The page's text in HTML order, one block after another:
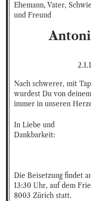
Ehemann, Vater,
und Freund
Nach schwerer, mit
wurdest Du von
immer in unseren
In Liebe und
Dankbarkeit:
Die Beisetzung findet
13:30 Uhr, auf dem
8003 Zürich statt.